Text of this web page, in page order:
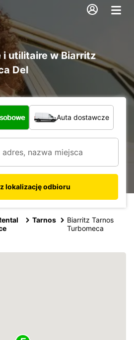
i utilitaire w Biarritz
Del
Auta dostawcze
lokalizację odbioru
Tarnos
Biarritz Tarnos
Turbomeca